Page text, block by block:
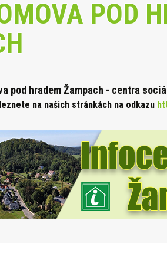
POD
pod hradem Žampach - centra
na našich stránkách na odkazu